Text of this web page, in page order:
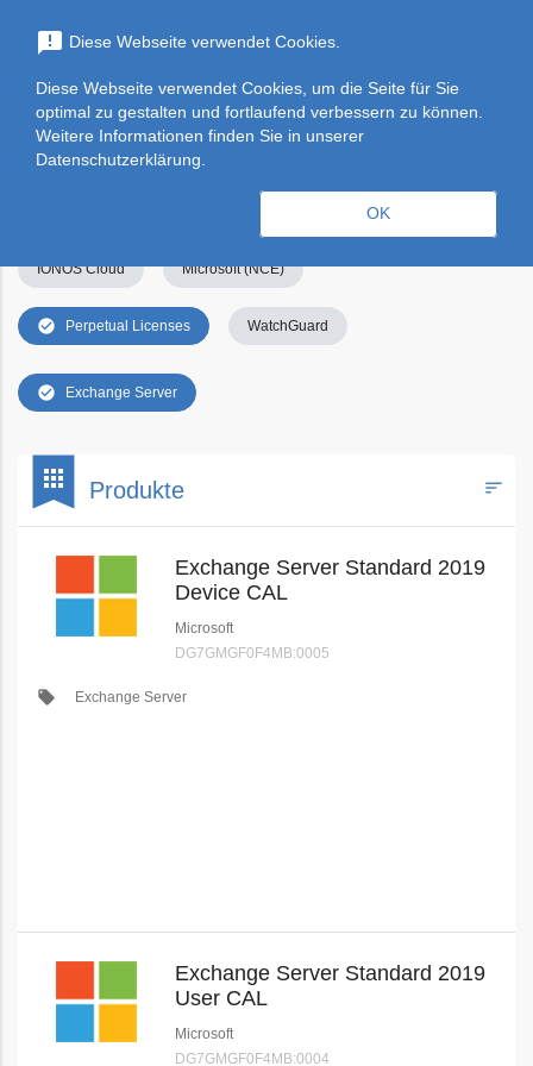
menu
Suchen
Filters Filter leeren
IONOS Cloud Microsoft (NCE)
check_circle Perpetual Licenses
check_circle Exchange Server
WatchGuard
bookmark
apps Produkte sort
Exchange Server Standard 2019
Device CAL
Microsoft
DG7GMGF0F4MB:0005
local_offer Exchange Server
Exchange Server Standard 2019
User CAL
Microsoft
DG7GMGF0F4MB:0004
announcement Diese Webseite verwendet Cookies.
Diese Webseite verwendet Cookies, um die Seite für Sie
optimal zu gestalten und fortlaufend verbessern zu können.
Weitere Informationen finden Sie in unserer
Datenschutzerklärung.
OK